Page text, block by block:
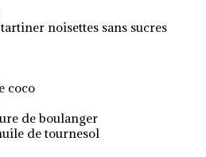
noisettes sans sucres
coco
de boulanger
de tournesol